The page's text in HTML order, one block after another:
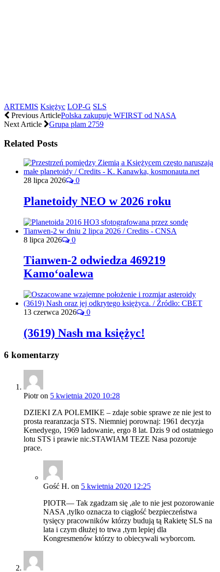
ARTEMIS Księżyc LOP-G SLS
Previous ArticlePolska zakupuje WFIRST od NASA
Next Article
Grupa plam 2759
Related Posts
28 lipca 2026 0
Planetoidy NEO w 2026 roku
8 lipca 2026 0
Tianwen-2 odwiedza 469219
Kamoʻoalewa
13 czerwca 2026 0
(3619) Nash ma księżyc!
6 komentarzy
Piotron 5 kwietnia 2020 10:28
DZIEKI ZA POLEMIKE – zdaje sobie sprawe ze nie jest to
prosta rearanzacja STS. Niemniej porownaj: 1961 decyzja
Kenedyego, 1969 ladowanie, ergo 8 lat. Dzis 9 od ostatniego
lotu STS i prawie nic.STAWIAM TEZE Nasa pozoruje
prace.
Gość H. on 5 kwietnia 2020 12:25
PIOTR— Tak zgadzam się ,ale to nie jest pozorowanie
NASA ,tylko oznacza to ciągłość bezpieczeństwa
tysięcy pracowników którzy budują tą Rakietę SLS na
lata i czym dłużej to trwa ,tym lepiej dla
Kongresmenów którzy to obiecywali wyborcom.